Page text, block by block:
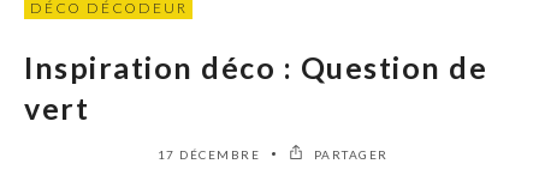
DÉCO DÉCODEUR
Inspiration déco : Question de
vert
17 DÉCEMBRE PARTAGER